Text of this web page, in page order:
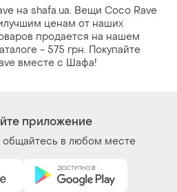
на shafa.ua. Вещи Coco Rave
ценам от наших
продается на нашем
- 575 грн. Покупайте
вместе с Шафа!
приложение
общайтесь в любом месте